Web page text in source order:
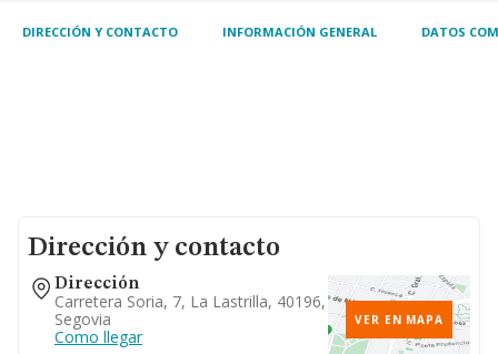
DIRECCIÓN Y CONTACTO INFORMACIÓN GENERAL DATOS
Dirección y contacto
Dirección
Carretera Soria, 7, La Lastrilla, 40196,
Segovia
Como llegar
VER EN MAPA